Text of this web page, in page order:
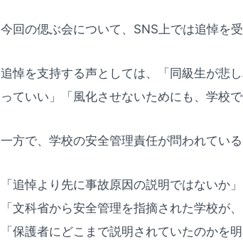
今回の偲ぶ会について、SNS上では追悼を
追悼を支持する声としては、「同級生が悲
っていい」「風化させないためにも、学校
一方で、学校の安全管理責任が問われてい
「追悼より先に事故原因の説明ではないか」
「文科省から安全管理を指摘された学校が
「保護者にどこまで説明されていたのかを